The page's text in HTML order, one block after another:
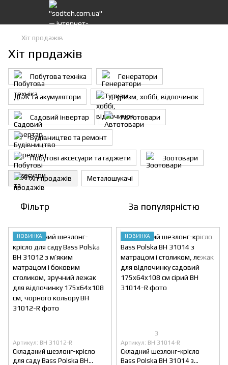
Хіт продажів
Хіт продажів
Побутова техніка Генератори
ДБЖ та акумулятори Туризм, хоббі, відпочинок
Садовий інвертар Автотовари
Будівництво та ремонт
Побутові аксесуари та гаджети Зоотовари
Хіт продажів Металошукачі
Фільтр За популярністю
НОВИНКА
Артикул: BH 31012-R
Складаний шезлонг-крісло
для саду Bass Polska BH
НОВИНКА
3
Артикул: BH 31014-R
Складний шезлонг-крісло
Bass Polska BH 31014 з